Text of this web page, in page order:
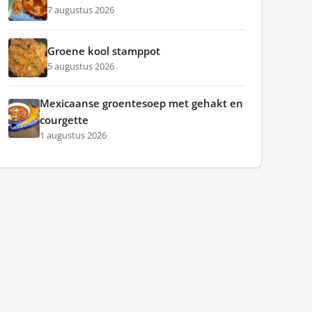
7 augustus 2026
Groene kool stamppot
5 augustus 2026
Mexicaanse groentesoep met gehakt en
courgette
1 augustus 2026